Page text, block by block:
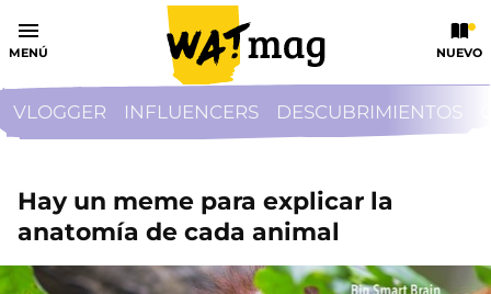
MENÚ NUEVO
VLOGGER INFLUENCERS DESCUBRIMIENTOS
Hay un meme para explicar la
anatomía de cada animal